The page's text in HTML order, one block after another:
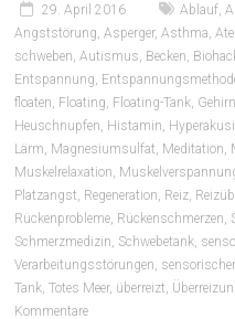
29. April 2016 Ablauf ,
Angststörung ,Asperger,Asthma ,
schweben ,Autismus Becken
Entspannung
floaten Floating Floating-Tank Gehirn
Heuschnupfen Histamin
Lärm Magnesiumsulfat Meditation
Muskelrelaxation
Platzangst Regeneration Reiz
Rückenprobleme Rückenschmerzen
Schmerzmedizin Schwebetank
Verarbeitungsstörungen
Tank ,Totes Meer, überreizt
Kommentare